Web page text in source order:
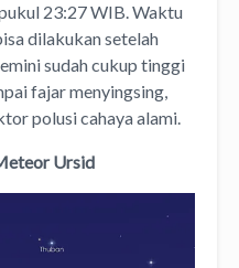
23:27 WIB. Waktu
dilakukan setelah
sudah cukup tinggi
fajar menyingsing,
polusi cahaya alami.
Ursid